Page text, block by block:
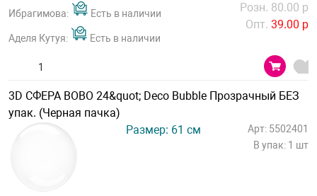
Ибрагимова: Есть в наличии
Аделя Кутуя: Есть в наличии
Розн. 80.00 р
Опт. 39.00 р
3D СФЕРА BOBO 24&quot; Deco Bubble Прозрачный БЕЗ
упак. (Черная пачка)
Размер: 61 см
Арт: 5502401
В упак: 1 шт